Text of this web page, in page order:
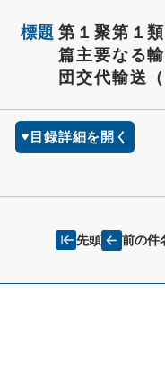
標題 第１聚第１
篇主要なる
団交代輸送（
目録詳細を開く
先頭 前の件